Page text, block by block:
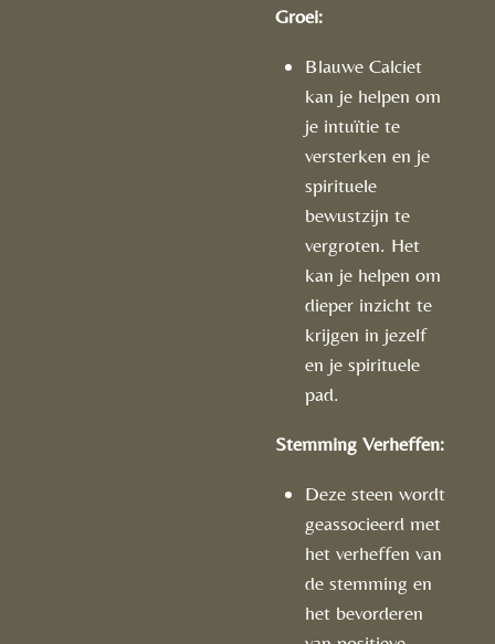
Groei:
Blauwe Calciet
kan je helpen om
je intuïtie te
versterken en je
spirituele
bewustzijn te
vergroten. Het
kan je helpen om
dieper inzicht te
krijgen in jezelf
en je spirituele
pad.
Stemming Verheffen:
Deze steen wordt
geassocieerd met
het verheffen van
de stemming en
het bevorderen